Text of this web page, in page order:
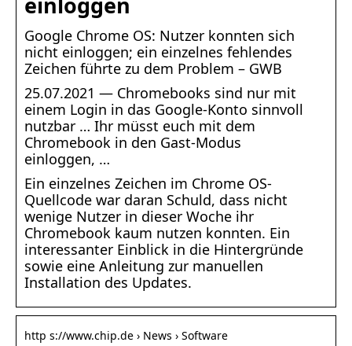
Google Chrome OS: Nutzer konnten sich
nicht einloggen; ein einzelnes fehlendes
Zeichen führte zu dem Problem – GWB
25.07.2021 — Chromebooks sind nur mit
einem Login in das Google-Konto sinnvoll
nutzbar … Ihr müsst euch mit dem
Chromebook in den Gast-Modus
einloggen, …
Ein einzelnes Zeichen im Chrome OS-
Quellcode war daran Schuld, dass nicht
wenige Nutzer in dieser Woche ihr
Chromebook kaum nutzen konnten. Ein
interessanter Einblick in die Hintergründe
sowie eine Anleitung zur manuellen
Installation des Updates.
http s://www.chip.de › News › Software